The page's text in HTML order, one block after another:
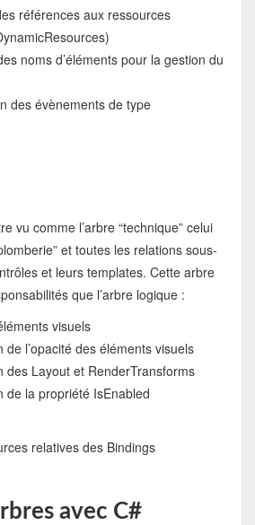
références aux ressources
noms d’éléments pour la gestion du
des évènements de type
vu comme l’arbre “technique” celui
et toutes les relations sous-
et leurs templates. Cette arbre
que l’arbre logique :
visuels
de l’opacité des éléments visuels
des Layout et RenderTransforms
de la propriété IsEnabled
relatives des Bindings
avec C#